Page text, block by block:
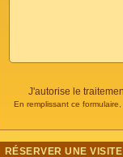
J'autorise le
En remplissant ce
RÉSERVER UNE